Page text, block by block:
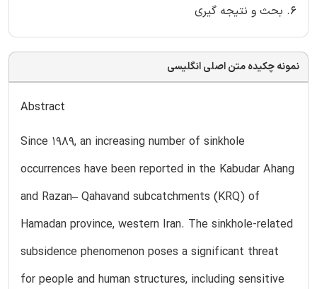
6. بحث و نتیجه گیری
نمونه چکیده متن اصلی انگلیسی
Abstract
Since 1989, an increasing number of sinkhole
occurrences have been reported in the Kabudar Ahang
and Razan– Qahavand subcatchments (KRQ) of
Hamadan province, western Iran. The sinkhole-related
subsidence phenomenon poses a significant threat
for people and human structures, including sensitive